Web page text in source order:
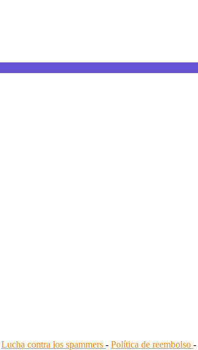
Lucha contra los spammers - Política de reembolso -